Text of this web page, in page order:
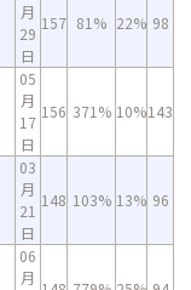
月
29
日
157 81% 22% 98
05
月
17
日
156 371% 10%143
03
月
21
日
148 103% 13% 96
06
月